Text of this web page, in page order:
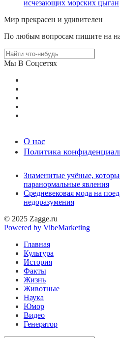
исчезающих морских цыган
Мир прекрасен и удивителен
По любым вопросам пишите на
Мы В Соцсетях
О нас
Политика
Знаменитые учёные,
паранормальные явления
Средневековая мода на
недоразумения
© 2025 Zagge.ru
Powered by VibeMarketing
Главная
Культура
История
Факты
Жизнь
Животные
Наука
Юмор
Видео
Генератор